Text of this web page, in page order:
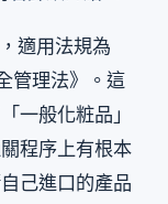
適用法規為
管理法》。這
一般化粧品」
程序上有根本
己進口的產品